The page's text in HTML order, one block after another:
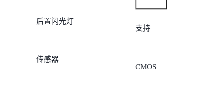
后置闪光灯
支持
传感器
CMOS